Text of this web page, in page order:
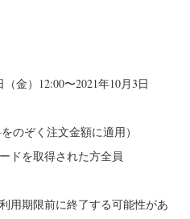
（金）12:00〜2021年10月3日
のぞく注文金額に適用）
ドを取得された方全員
利用期限前に終了する可能性があ